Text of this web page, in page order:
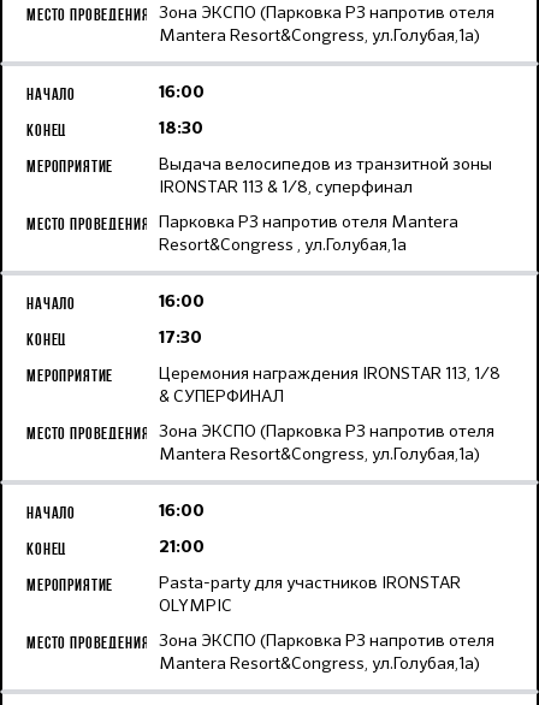
Зона ЭКСПО (Парковка Р3 напротив отеля
Mantera Resort&Congress, ул.Голубая,1а)
16:00
18:30
Выдача велосипедов из транзитной зоны
IRONSTAR 113 & 1/8, суперфинал
Парковка Р3 напротив отеля Mantera
Resort&Congress , ул.Голубая,1а
16:00
17:30
Церемония награждения IRONSTAR 113, 1/8
& СУПЕРФИНАЛ
Зона ЭКСПО (Парковка Р3 напротив отеля
Mantera Resort&Congress, ул.Голубая,1а)
16:00
21:00
Pasta-party для участников IRONSTAR
OLYMPIC
Зона ЭКСПО (Парковка Р3 напротив отеля
Mantera Resort&Congress, ул.Голубая,1а)